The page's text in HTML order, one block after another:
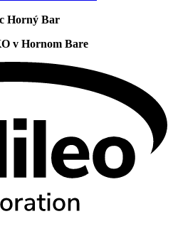
Horný Bar
v Hornom Bare